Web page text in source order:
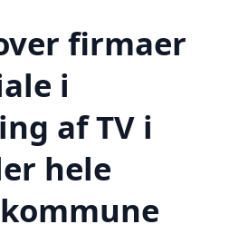
firmaer
i
af TV i
hele